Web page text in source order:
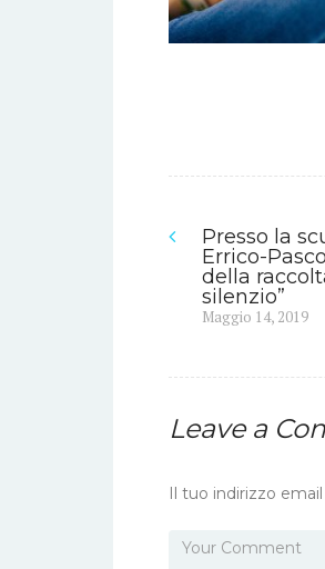
articoli
Presso la
Errico-
della
silenzio”
Previous
Maggio 14, 2019
Leave a
Il tuo indirizzo